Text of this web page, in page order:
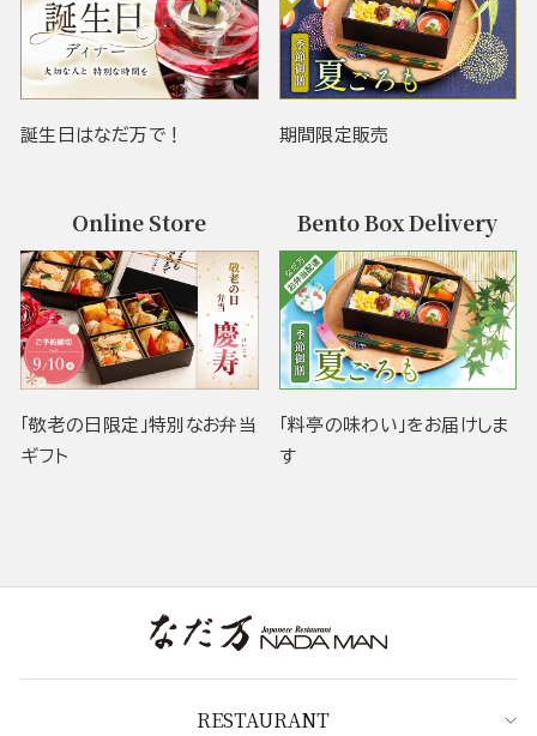
誕生日はなだ万で！ 期間限定販売
Online Store
「敬老の日限定」特別なお弁当
ギフト
Bento Box Delivery
「料亭の味わい」をお届けしま
す
RESTAURANT